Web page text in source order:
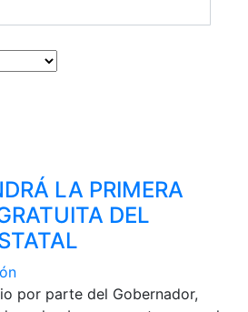
LA PRIMERA
DEL
por parte del Gobernador,